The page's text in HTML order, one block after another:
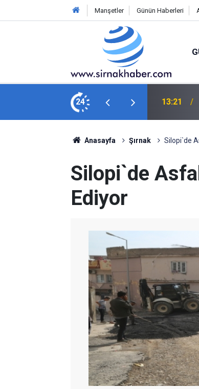
Manşetler Günün Haberleri
24
Riskli Kayalar İçin Ekipler Seferber
12:01
Anasayfa Şırnak Silopi`de
Silopi`de
Ediyor